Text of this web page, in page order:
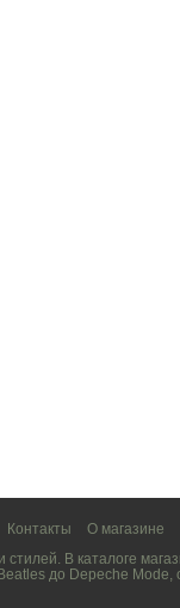
Контакты
О магазине
стилей. В каталоге
до Depeche Mode,